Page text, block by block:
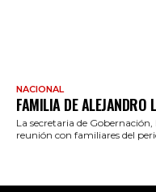
NACIONAL
FAMILIA DE ALEJANDRO
La secretaria de
reunión con familiares del